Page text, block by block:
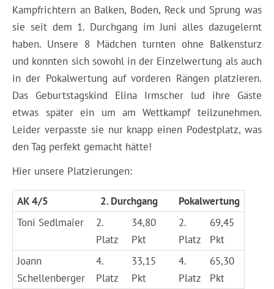
Kampfrichtern an Balken, Boden, Reck und Sprung was
sie seit dem 1. Durchgang im Juni alles dazugelernt
haben. Unsere 8 Mädchen turnten ohne Balkensturz
und konnten sich sowohl in der Einzelwertung als auch
in der Pokalwertung auf vorderen Rängen platzieren.
Das Geburtstagskind Elina Irmscher lud ihre Gäste
etwas später ein um am Wettkampf teilzunehmen.
Leider verpasste sie nur knapp einen Podestplatz, was
den Tag perfekt gemacht hätte!
Hier unsere Platzierungen:
AK 4/5 2. Durchgang
Pokalwertung
Toni Sedlmaier
2.
Platz
34,80
Pkt
2.
Platz
69,45
Pkt
Joann
Schellenberger
4.
Platz
33,15
Pkt
4.
Platz
65,30
Pkt